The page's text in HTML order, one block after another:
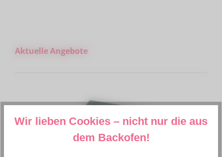
Produktgalerie überspringen
Aktuelle Angebote
Wir lieben Cookies – nicht nur die aus
dem Backofen!